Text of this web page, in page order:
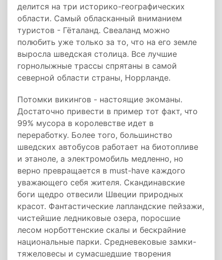
делится на три историко-географических
области. Самый обласканный вниманием
туристов - Гёталанд. Свеаланд можно
полюбить уже только за то, что на его земле
выросла шведская столица. Все лучшие
горнолыжные трассы спрятаны в самой
северной области страны, Норрланде.
Потомки викингов - настоящие экоманы.
Достаточно привести в пример тот факт, что
99% мусора в королевстве идет в
переработку. Более того, большинство
шведских автобусов работает на биотопливе
и этаноле, а электромобиль медленно, но
верно превращается в must-have каждого
уважающего себя жителя. Скандинавские
боги щедро отвесили Швеции природных
красот. Фантастические лапландские пейзажи,
чистейшие ледниковые озера, поросшие
лесом норботтенские скалы и бескрайние
национальные парки. Средневековые замки-
тяжеловесы и сумасшедшие творения